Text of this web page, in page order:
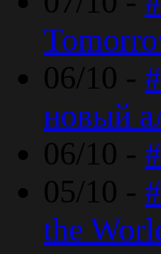
06/10 -
новый
06/10 -
05/10 -
the